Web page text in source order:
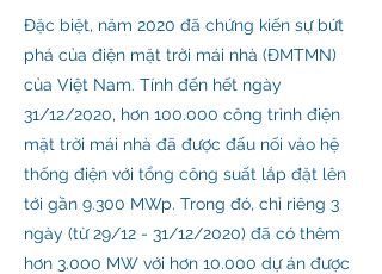
Đặc biệt, năm 2020 đã chứng kiến sự bứt
phá của điện mặt trời mái nhà (ĐMTMN)
của Việt Nam. Tính đến hết ngày
31/12/2020, hơn 100.000 công trình điện
mặt trời mái nhà đã được đấu nối vào hệ
thống điện với tổng công suất lắp đặt lên
tới gần 9.300 MWp. Trong đó, chỉ riêng 3
ngày (từ 29/12 - 31/12/2020) đã có thêm
hơn 3.000 MW với hơn 10.000 dự án được